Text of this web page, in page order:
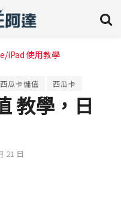
iPad 使用教學
瓜卡儲值 西瓜卡
教學，日
21 日